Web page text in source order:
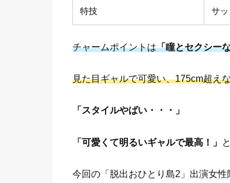
特技 サ
チャームポイントは「瞳とセクシー
見た目ギャルで可愛い、175cm超え
「スタイルやばい・・・」
「可愛くて明るいギャルで最高！」
今回の「脱出おひとり島2」出演女性